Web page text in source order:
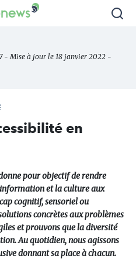
- Mise à jour le 18 janvier 2022 -
en
pour objectif de rendre
et la culture aux
cognitif, sensoriel ou
concrètes aux problèmes
et prouvons que la diversité
Au quotidien, nous agissons
donnant sa place à chacun.